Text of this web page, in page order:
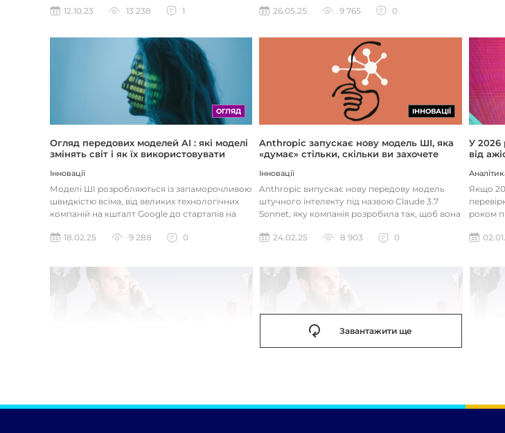
12.10.23
13 238 1 26.05.25 9 765 0
ОГЛЯД
Огляд передових моделей AI : які моделі
змінять світ і як їх використовувати
Інновації
Моделі ШІ розробляються із запаморочливою
швидкістю всіма, від великих технологічних
компаній на кшталт Google до стартапів на
18.02.25
9 288 0
ІННОВАЦІЇ
Anthropic запускає нову модель ШІ, яка
«думає» стільки, скільки ви захочете
Інновації
Anthropic випускає нову передову модель
штучного інтелекту під назвою Claude 3.7
Sonnet, яку компанія розробила так, щоб вона
24.02.25
8 903 0
У 2026
від
Якщо
роком
Завантажити ще